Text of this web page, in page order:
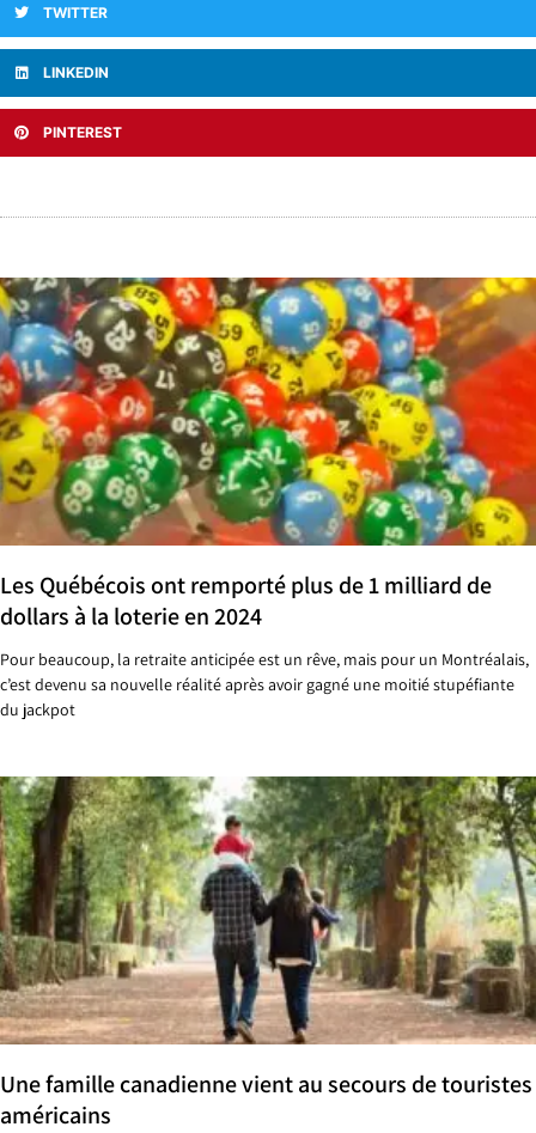
TWITTER
LINKEDIN
PINTEREST
Les Québécois ont remporté plus de 1 milliard de
dollars à la loterie en 2024
Pour beaucoup, la retraite anticipée est un rêve, mais pour un Montréalais,
c’est devenu sa nouvelle réalité après avoir gagné une moitié stupéfiante
du jackpot
Une famille canadienne vient au secours de touristes
américains